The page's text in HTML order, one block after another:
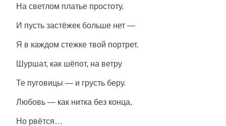
На светлом платье простоту.
И пусть застёжек больше нет —
Я в каждом стежке твой портрет.
Шуршат, как шёпот, на ветру
Те пуговицы — и грусть беру.
Любовь — как нитка без конца,
Но рвётся…